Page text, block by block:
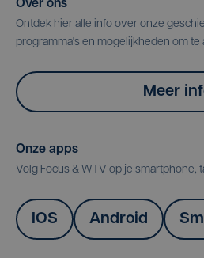
Over ons
Ontdek hier alle info over onze
programma's en mogelijkheden om te
Meer
Onze apps
Volg Focus & WTV op je smartphone,
IOS Android